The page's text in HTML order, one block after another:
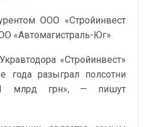
ООО «Стройинвест
«Автомагистраль-Юг».
«Стройинвест»
года разыграл полсотни
млрд грн», — пишут